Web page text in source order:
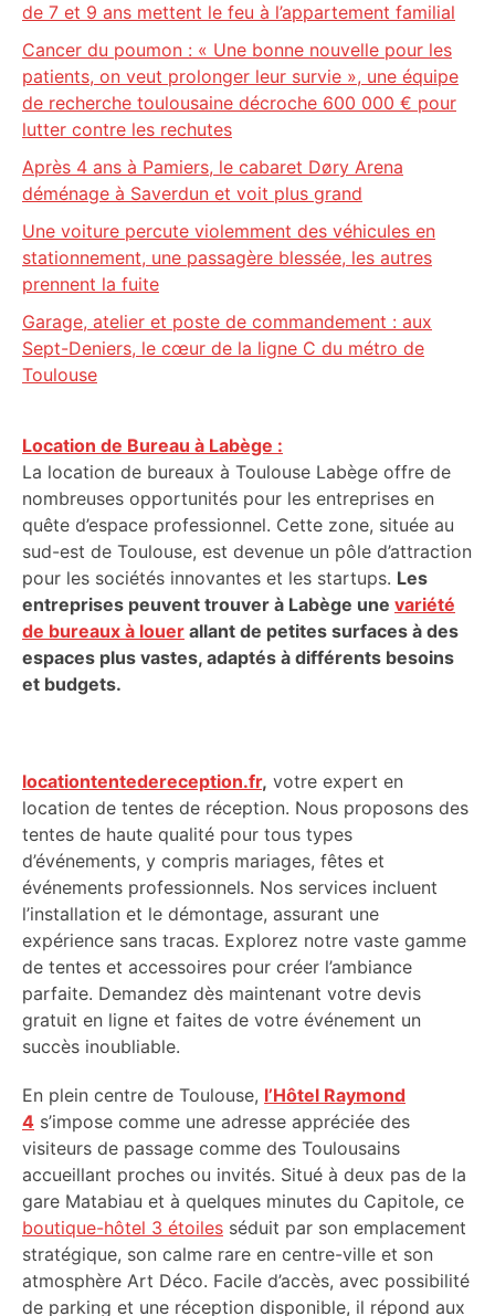
de 7 et 9 ans mettent le feu à l’appartement familial
Cancer du poumon : « Une bonne nouvelle pour les
patients, on veut prolonger leur survie », une équipe
de recherche toulousaine décroche 600 000 € pour
lutter contre les rechutes
Après 4 ans à Pamiers, le cabaret Døry Arena
déménage à Saverdun et voit plus grand
Une voiture percute violemment des véhicules en
stationnement, une passagère blessée, les autres
prennent la fuite
Garage, atelier et poste de commandement : aux
Sept-Deniers, le cœur de la ligne C du métro de
Toulouse
Location de Bureau à Labège :
La location de bureaux à Toulouse Labège offre de
nombreuses opportunités pour les entreprises en
quête d’espace professionnel. Cette zone, située au
sud-est de Toulouse, est devenue un pôle d’attraction
pour les sociétés innovantes et les startups. Les
entreprises peuvent trouver à Labège une variété
de bureaux à louer allant de petites surfaces à des
espaces plus vastes, adaptés à différents besoins
et budgets.
locationtentedereception.fr, votre expert en
location de tentes de réception. Nous proposons des
tentes de haute qualité pour tous types
d’événements, y compris mariages, fêtes et
événements professionnels. Nos services incluent
l’installation et le démontage, assurant une
expérience sans tracas. Explorez notre vaste gamme
de tentes et accessoires pour créer l’ambiance
parfaite. Demandez dès maintenant votre devis
gratuit en ligne et faites de votre événement un
succès inoubliable.
En plein centre de Toulouse, l’Hôtel Raymond
4 s’impose comme une adresse appréciée des
visiteurs de passage comme des Toulousains
accueillant proches ou invités. Situé à deux pas de la
gare Matabiau et à quelques minutes du Capitole, ce
boutique-hôtel 3 étoiles séduit par son emplacement
stratégique, son calme rare en centre-ville et son
atmosphère Art Déco. Facile d’accès, avec possibilité
de parking et une réception disponible, il répond aux